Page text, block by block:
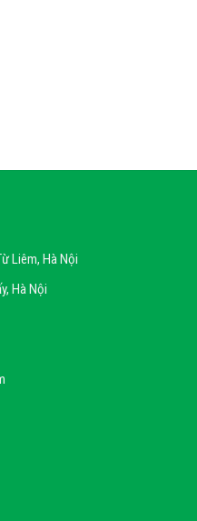
Liêm, Hà Nội
Hà Nội